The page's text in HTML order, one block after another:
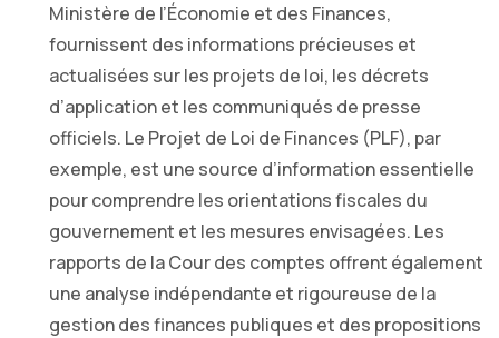
Ministère de l’Économie et des Finances,
fournissent des informations précieuses et
actualisées sur les projets de loi, les décrets
d’application et les communiqués de presse
officiels. Le Projet de Loi de Finances (PLF), par
exemple, est une source d’information essentielle
pour comprendre les orientations fiscales du
gouvernement et les mesures envisagées. Les
rapports de la Cour des comptes offrent également
une analyse indépendante et rigoureuse de la
gestion des finances publiques et des propositions